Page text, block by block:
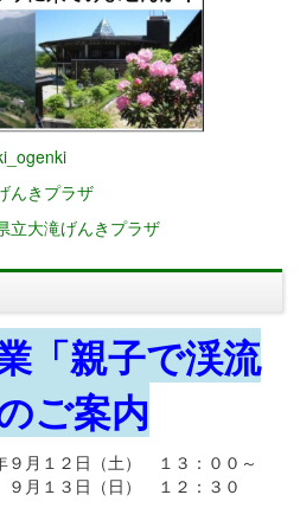
んきプラザ
立大滝げんきプラザ
「親子で渓流
ご案内
２日（土） １３：００～
日） １２：３０